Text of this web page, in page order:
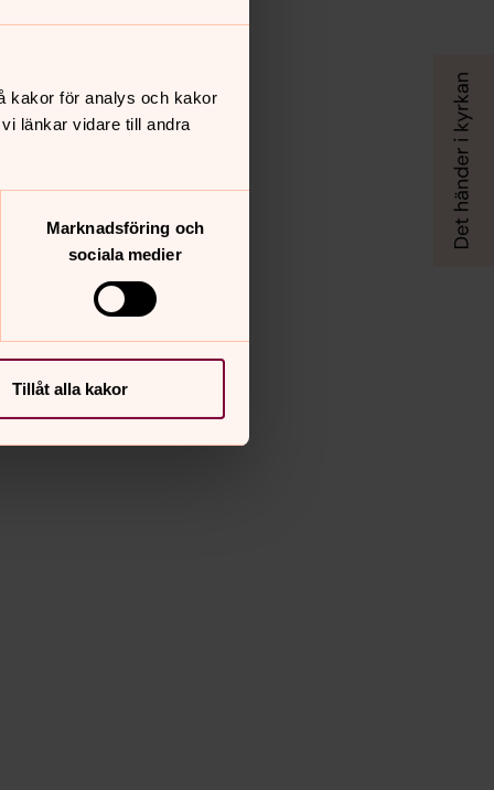
kakor för analys och kakor
länkar vidare till andra
Marknadsföring och
sociala medier
Tillåt alla kakor